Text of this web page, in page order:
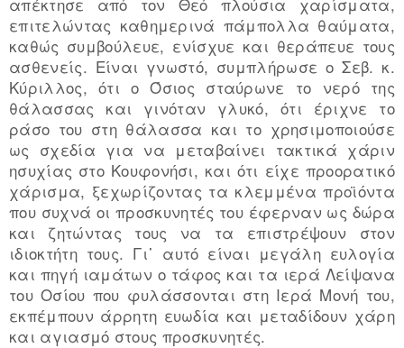
επιτελώντας καθημερινά πάμπολλα θαύματα,
καθώς συμβούλευε, ενίσχυε και θεράπευε τους
ασθενείς. Είναι γνωστό, συμπλήρωσε ο Σεβ. κ.
Κύριλλος, ότι ο Όσιος σταύρωνε το νερό της
θάλασσας και γινόταν γλυκό, ότι έριχνε το
ράσο του στη θάλασσα και το χρησιμοποιούσε
ως σχεδία για να μεταβαίνει τακτικά χάριν
ησυχίας στο Κουφονήσι, και ότι είχε προορατικό
χάρισμα, ξεχωρίζοντας τα κλεμμένα προϊόντα
που συχνά οι προσκυνητές του έφερναν ως δώρα
και ζητώντας τους να τα επιστρέψουν στον
ιδιοκτήτη τους. Γι᾽ αυτό είναι μεγάλη ευλογία
και πηγή ιαμάτων ο τάφος και τα ιερά Λείψανα
του Οσίου που φυλάσσονται στη Ιερά Μονή του,
εκπέμπουν άρρητη ευωδία και μεταδίδουν χάρη
και αγιασμό στους προσκυνητές.